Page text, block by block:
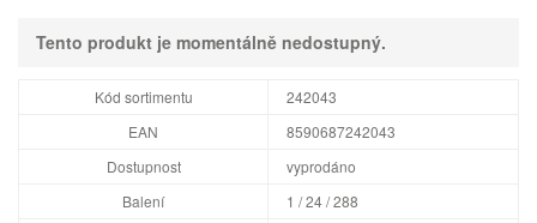
Tento produkt je momentálně nedostupný.
Kód sortimentu
242043
EAN
8590687242043
Dostupnost
vyprodáno
Balení
1 / 24 / 288